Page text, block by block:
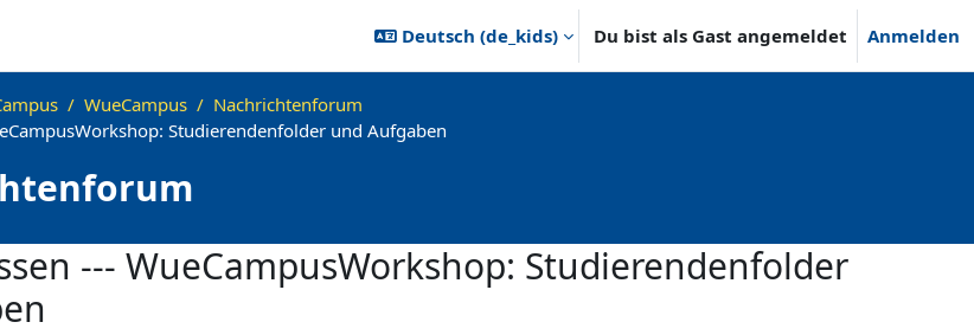
Deutsch ‎(de_kids)‎ Du bist als Gast angemeldet Anmelden
WueCampus
Nachrichtenforum
Studierendenfolder und Aufgaben
--- WueCampusWorkshop: Studierendenfolder